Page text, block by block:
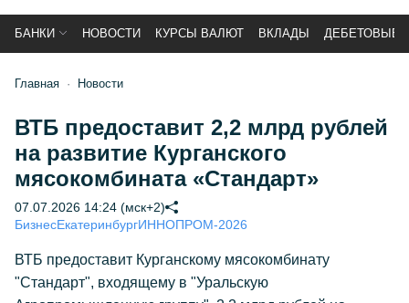
БАНКИ НОВОСТИ КУРСЫ ВАЛЮТ ВКЛАДЫ ДЕБЕТОВЫЕ
Главная Новости
ВТБ предоставит 2,2 млрд рублей
на развитие Курганского
мясокомбината «Стандарт»
07.07.2026 14:24 (мск+2)
БизнесЕкатеринбургИННОПРОМ-2026
ВТБ предоставит Курганскому мясокомбинату
"Стандарт", входящему в "Уральскую